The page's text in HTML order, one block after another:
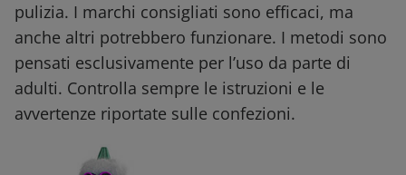
pulizia. I marchi consigliati sono efficaci, ma
anche altri potrebbero funzionare. I metodi sono
pensati esclusivamente per l’uso da parte di
adulti. Controlla sempre le istruzioni e le
avvertenze riportate sulle confezioni.